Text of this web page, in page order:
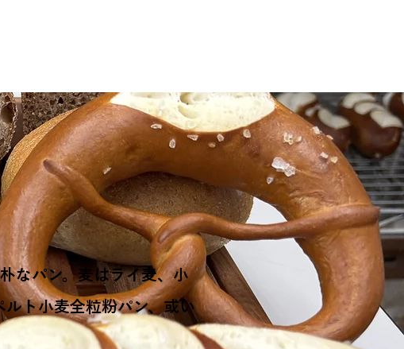
なパン。麦はライ麦、小
ト小麦全粒粉パン、或い